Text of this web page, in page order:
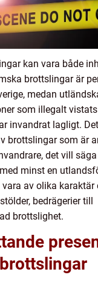
kan vara både
brottslingar är
medan
som illegalt
invandrat lagligt.
brottslingar som är
det vill
minst en
av olika
bedrägerier till
brottslighet.